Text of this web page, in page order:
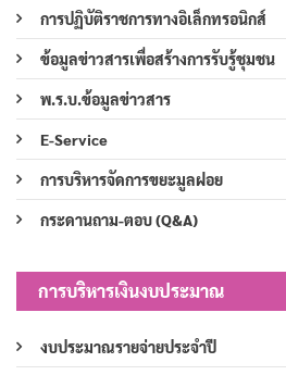
การปฏิบัติราชการทางอิเล็กทรอนิกส์
ข้อมูลข่าวสารเพื่อสร้างการรับรู้ชุมชน
พ.ร.บ.ข้อมูลข่าวสาร
E-Service
การบริหารจัดการขยะมูลฝอย
กระดานถาม-ตอบ (Q&A)
การบริหารเงินงบประมาณ
งบประมาณรายจ่ายประจำปี